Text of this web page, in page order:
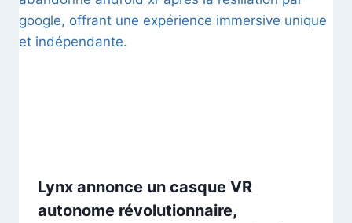
Lynx annonce un casque VR
autonome révolutionnaire,